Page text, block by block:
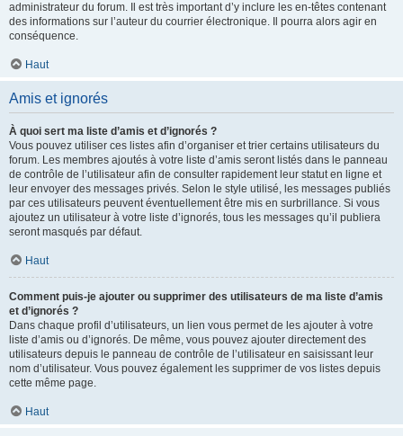
administrateur du forum. Il est très important d’y inclure les en-têtes contenant
des informations sur l’auteur du courrier électronique. Il pourra alors agir en
conséquence.
Haut
Amis et ignorés
À quoi sert ma liste d’amis et d’ignorés ?
Vous pouvez utiliser ces listes afin d’organiser et trier certains utilisateurs du
forum. Les membres ajoutés à votre liste d’amis seront listés dans le panneau
de contrôle de l’utilisateur afin de consulter rapidement leur statut en ligne et
leur envoyer des messages privés. Selon le style utilisé, les messages publiés
par ces utilisateurs peuvent éventuellement être mis en surbrillance. Si vous
ajoutez un utilisateur à votre liste d’ignorés, tous les messages qu’il publiera
seront masqués par défaut.
Haut
Comment puis-je ajouter ou supprimer des utilisateurs de ma liste d’amis
et d’ignorés ?
Dans chaque profil d’utilisateurs, un lien vous permet de les ajouter à votre
liste d’amis ou d’ignorés. De même, vous pouvez ajouter directement des
utilisateurs depuis le panneau de contrôle de l’utilisateur en saisissant leur
nom d’utilisateur. Vous pouvez également les supprimer de vos listes depuis
cette même page.
Haut